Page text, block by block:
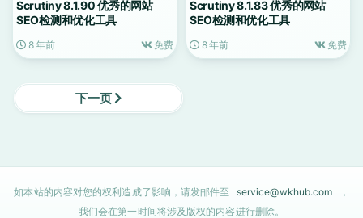
Scrutiny 8.1.90 优秀的网站
SEO检测和优化工具
8 年前 免费
Scrutiny 8.1.83 优秀的网站
SEO检测和优化工具
8 年前 免费
下一页
如本站的内容对您的权利造成了影响，请发邮件至 service@wkhub.com
，
我们会在第一时间将涉及版权的内容进行删除。